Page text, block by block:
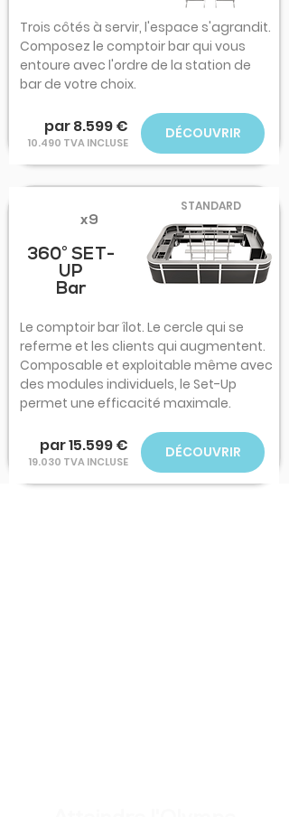
Trois côtés à servir, l'espace s'agrandit.
Composez le comptoir bar qui vous
entoure avec l'ordre de la station de
bar de votre choix.
par 8.599 €
10.490 TVA INCLUSE
DÉCOUVRIR
x9
360° SET-
UP
Bar
STANDARD
Le comptoir bar îlot. Le cercle qui se
referme et les clients qui augmentent.
Composable et exploitable même avec
des modules individuels, le Set-Up
permet une efficacité maximale.
par 15.599 €
19.030 TVA INCLUSE
DÉCOUVRIR